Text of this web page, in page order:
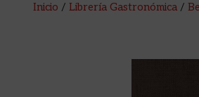
Inicio / Librería Gastronómica /